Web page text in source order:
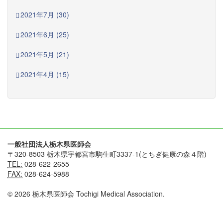
2021年7月 (30)
2021年6月 (25)
2021年5月 (21)
2021年4月 (15)
一般社団法人栃木県医師会
〒320-8503 栃木県宇都宮市駒生町3337-1(とちぎ健康の森４階)
TEL: 028-622-2655
FAX: 028-624-5988
© 2026 栃木県医師会 Tochigi Medical Association.